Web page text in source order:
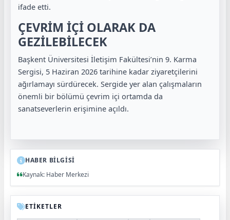
ifade etti.
ÇEVRİM İÇİ OLARAK DA
GEZİLEBİLECEK
Başkent Üniversitesi İletişim Fakültesi’nin 9. Karma
Sergisi, 5 Haziran 2026 tarihine kadar ziyaretçilerini
ağırlamayı sürdürecek. Sergide yer alan çalışmaların
önemli bir bölümü çevrim içi ortamda da
sanatseverlerin erişimine açıldı.
HABER BİLGİSİ
Kaynak: Haber Merkezi
ETİKETLER